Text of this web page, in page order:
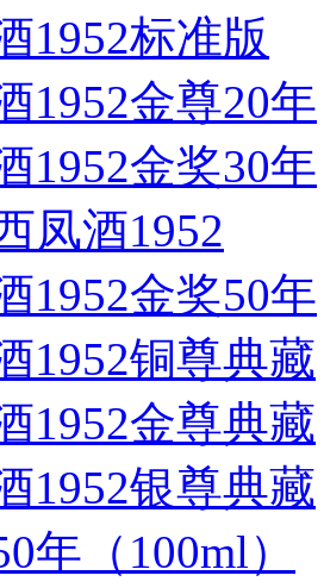
1952标准版
1952金尊20年
1952金奖30年
凤酒1952
1952金奖50年
1952铜尊典藏
1952金尊典藏
1952银尊典藏
年（100ml）